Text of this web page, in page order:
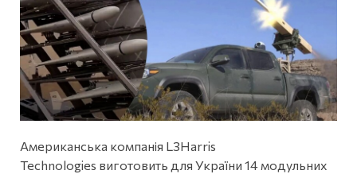
Американська компанія L3Harris
Technologies виготовить для України 14 модульних